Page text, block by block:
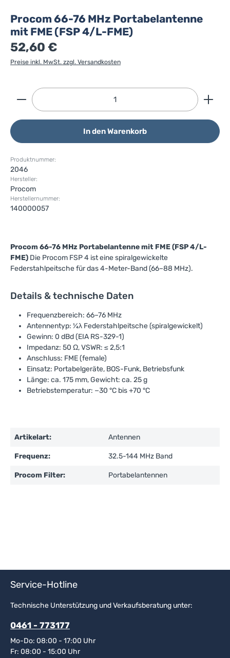
Procom 66-76 MHz Portabelantenne
mit FME (FSP 4/L-FME)
52,60 €
Preise inkl. MwSt. zzgl. Versandkosten
Produkt Anzahl: Gib den gewünschten Wert ein
In den Warenkorb
Produktnummer:
2046
Hersteller:
Procom
Herstellernummer:
140000057
Procom 66-76 MHz Portabelantenne mit FME (FSP 4/L-
FME) Die Procom FSP 4 ist eine spiralgewickelte
Federstahlpeitsche für das 4-Meter-Band (66–88 MHz).
Details & technische Daten
Frequenzbereich: 66–76 MHz
Antennentyp: ¼λ Federstahlpeitsche (spiralgewickelt)
Gewinn: 0 dBd (EIA RS-329-1)
Impedanz: 50 Ω, VSWR: ≤ 2,5:1
Anschluss: FME (female)
Einsatz: Portabelgeräte, BOS-Funk, Betriebsfunk
Länge: ca. 175 mm, Gewicht: ca. 25 g
Betriebstemperatur: −30 °C bis +70 °C
Artikelart: Antennen
Frequenz: 32.5-144 MHz Band
Procom Filter: Portabelantennen
Service-Hotline
Technische Unterstützung und Verkaufsberatung unter:
0461 - 773177
Mo-Do: 08:00 - 17:00 Uhr
Fr: 08:00 - 15:00 Uhr